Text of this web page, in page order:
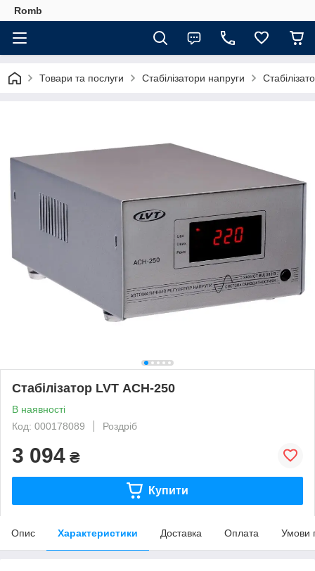
Romb
Товари та послуги Стабілізатори напруги
Стабілізатор LVT АСН-250
В наявності
Код: 000178089
Роздріб
3 094 ₴
Купити
Опис Характеристики Доставка Оплата Умови